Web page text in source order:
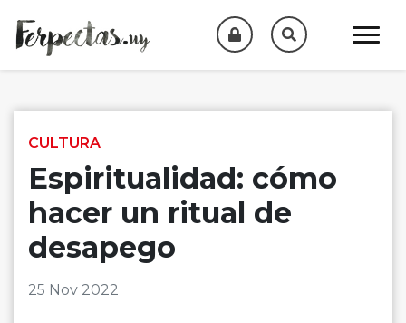
CULTURA
Espiritualidad: cómo
hacer un ritual de
desapego
25 Nov 2022